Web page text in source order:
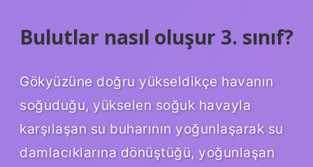
Bulutlar nasıl oluşur 3. sınıf?
Gökyüzüne doğru yükseldikçe havanın
soğuduğu, yükselen soğuk havayla
karşılaşan su buharının yoğunlaşarak su
damlacıklarına dönüştüğü, yoğunlaşan